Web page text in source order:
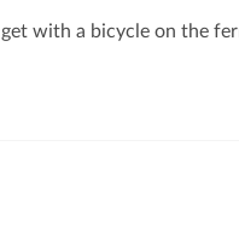
with a bicycle on the